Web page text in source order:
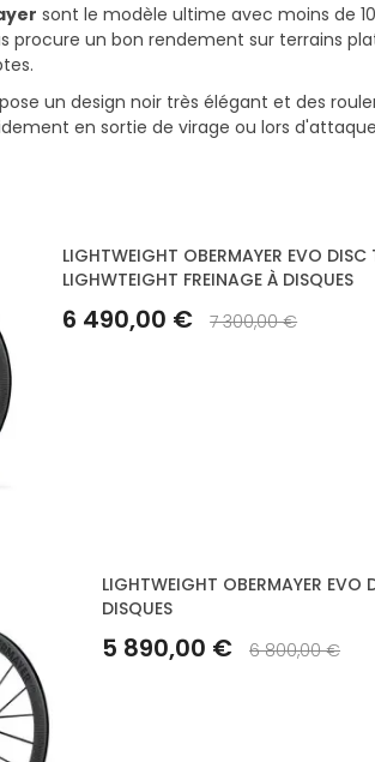
sont le modèle ultime avec moins de
procure un bon rendement sur terrains
un design noir très élégant et des
en sortie de virage ou lors
LIGHTWEIGHT OBERMAYER EVO DISC
LIGHWTEIGHT FREINAGE À DISQUES
6 490,00 € 7 300,00 €
LIGHTWEIGHT OBERMAYER EVO
DISQUES
5 890,00 € 6 800,00 €